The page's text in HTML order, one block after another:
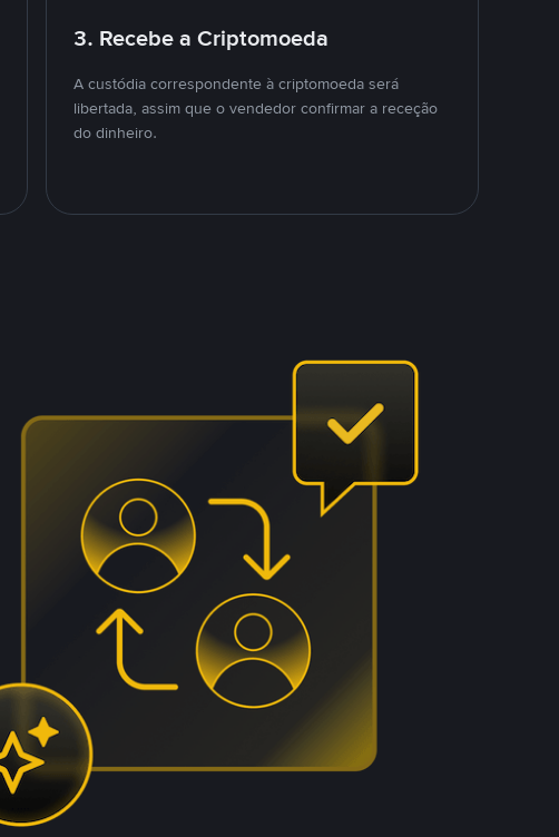
3. Recebe a Criptomoeda
A custódia correspondente à criptomoeda será
libertada, assim que o vendedor confirmar a receção
do dinheiro.